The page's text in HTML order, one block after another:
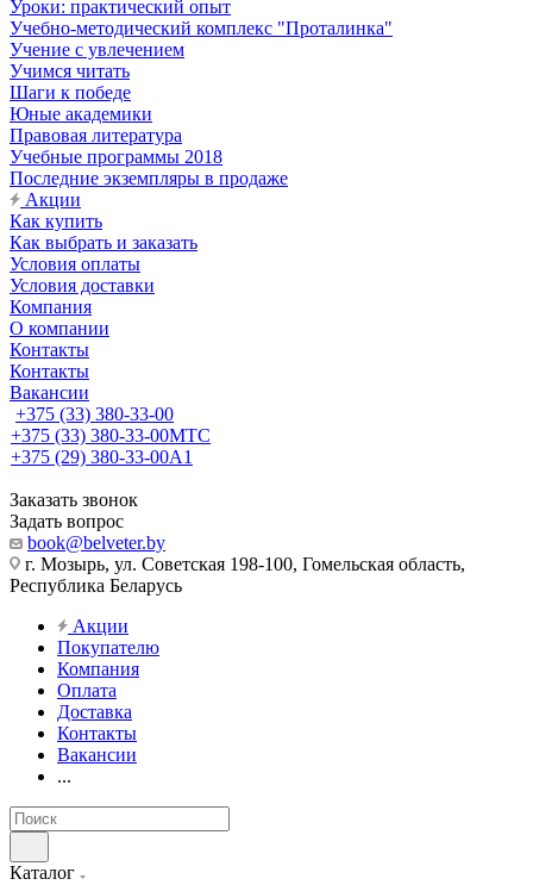
Уроки: практический опыт
Учебно-методический комплекс "Проталинка"
Учение с увлечением
Учимся читать
Шаги к победе
Юные академики
Правовая литература
Учебные программы 2018
Последние экземпляры в продаже
Акции
Как купить
Как выбрать и заказать
Условия оплаты
Условия доставки
Компания
О компании
Контакты
Контакты
Вакансии
+375 (33) 380-33-00
+375 (33) 380-33-00МТС
+375 (29) 380-33-00А1
Заказать звонок
Задать вопрос
book@belveter.by
г. Мозырь, ул. Советская 198-100, Гомельская область,
Республика Беларусь
Акции
Покупателю
Компания
Оплата
Доставка
Контакты
Вакансии
...
Каталог